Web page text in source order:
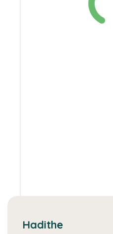
Hadithe